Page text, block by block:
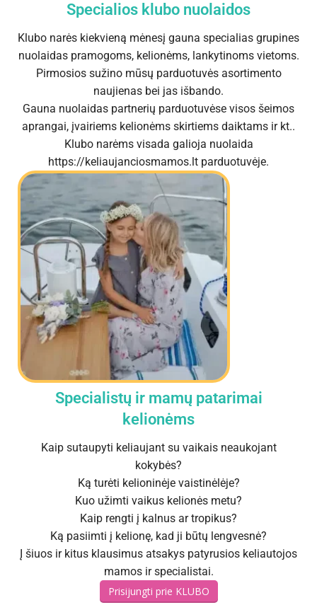
Specialios klubo nuolaidos
Klubo narės kiekvieną mėnesį gauna specialias grupines
nuolaidas pramogoms, kelionėms, lankytinoms vietoms.
Pirmosios sužino mūsų parduotuvės asortimento
naujienas bei jas išbando.
Gauna nuolaidas partnerių parduotuvėse visos šeimos
aprangai, įvairiems kelionėms skirtiems daiktams ir kt..
Klubo narėms visada galioja nuolaida
https://keliaujanciosmamos.lt parduotuvėje.
Specialistų ir mamų patarimai
kelionėms
Kaip sutaupyti keliaujant su vaikais neaukojant
kokybės?
Ką turėti kelioninėje vaistinėlėje?
Kuo užimti vaikus kelionės metu?
Kaip rengti į kalnus ar tropikus?
Ką pasiimti į kelionę, kad ji būtų lengvesnė?
Į šiuos ir kitus klausimus atsakys patyrusios keliautojos
mamos ir specialistai.
Prisijungti prie KLUBO